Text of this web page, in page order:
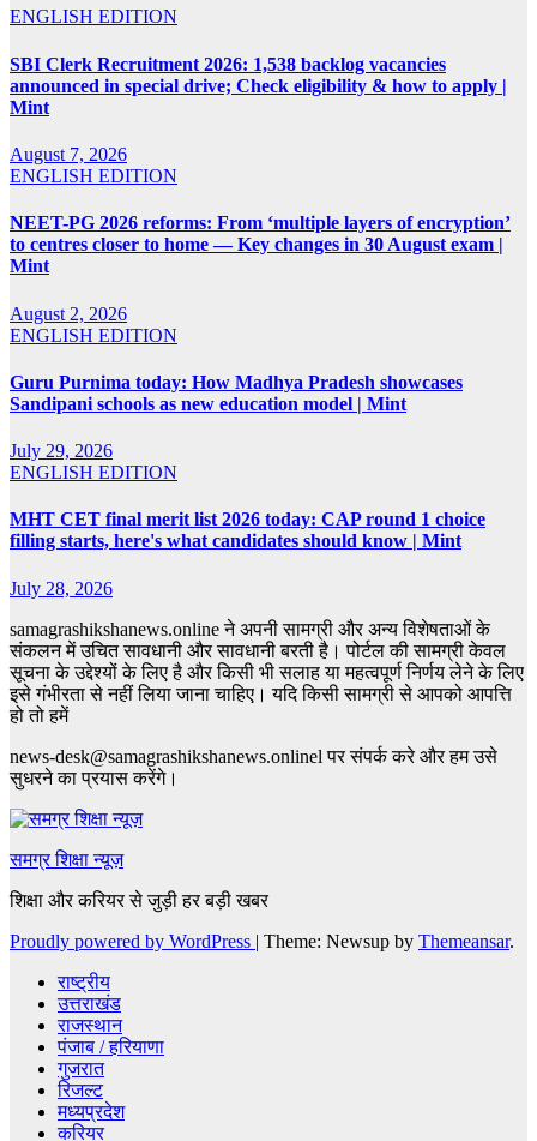
ENGLISH EDITION
SBI Clerk Recruitment 2026: 1,538 backlog vacancies
announced in special drive; Check eligibility & how to apply |
Mint
August 7, 2026
ENGLISH EDITION
NEET-PG 2026 reforms: From ‘multiple layers of encryption’
to centres closer to home — Key changes in 30 August exam |
Mint
August 2, 2026
ENGLISH EDITION
Guru Purnima today: How Madhya Pradesh showcases
Sandipani schools as new education model | Mint
July 29, 2026
ENGLISH EDITION
MHT CET final merit list 2026 today: CAP round 1 choice
filling starts, here's what candidates should know | Mint
July 28, 2026
samagrashikshanews.online ने अपनी सामग्री और अन्य विशेषताओं के
संकलन में उचित सावधानी और सावधानी बरती है। पोर्टल की सामग्री केवल
सूचना के उद्देश्यों के लिए है और किसी भी सलाह या महत्वपूर्ण निर्णय लेने के लिए
इसे गंभीरता से नहीं लिया जाना चाहिए। यदि किसी सामग्री से आपको आपत्ति
हो तो हमें
news-desk@samagrashikshanews.onlinel पर संपर्क करे और हम उसे
सुधरने का प्रयास करेंगे।
समग्र शिक्षा न्यूज़
शिक्षा और करियर से जुड़ी हर बड़ी खबर
Proudly powered by WordPress | Theme: Newsup by Themeansar.
राष्ट्रीय
उत्तराखंड
राजस्थान
पंजाब / हरियाणा
गुजरात
रिजल्ट
मध्यप्रदेश
करियर